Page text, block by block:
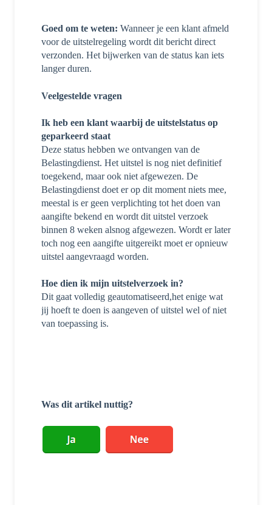
Goed om te weten: Wanneer je een klant afmeld
voor de uitstelregeling wordt dit bericht direct
verzonden. Het bijwerken van de status kan iets
langer duren.
Veelgestelde vragen
Ik heb een klant waarbij de uitstelstatus op
geparkeerd staat
Deze status hebben we ontvangen van de
Belastingdienst. Het uitstel is nog niet definitief
toegekend, maar ook niet afgewezen. De
Belastingdienst doet erop dit moment niets mee,
meestal is er geen verplichting tot het doen van
aangifte bekend en wordt dit uitstel verzoek
binnen 8 weken alsnog afgewezen. Wordt er later
toch nog een aangifte uitgereikt moet er opnieuw
uitstel aangevraagd worden.
Hoe dien ik mijn uitstelverzoek in?
Dit gaat volledig geautomatiseerd,het enige wat
jij hoeft te doen is aangeven of uitstel wel of niet
van toepassing is.
Was dit artikel nuttig?